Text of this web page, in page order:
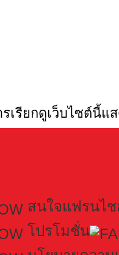
สนใจแฟรนไ
โปรโมชั่น
เรียกดูเว็บไซต์นี้